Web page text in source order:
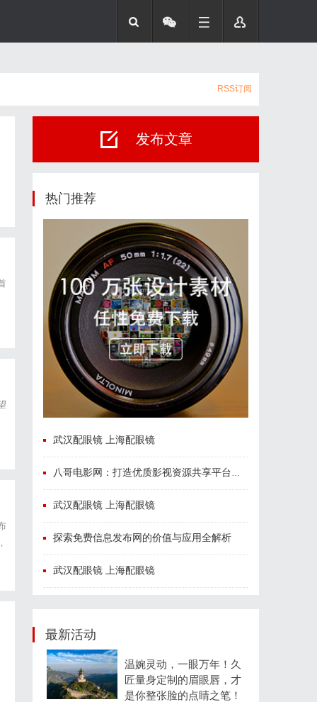
RSS订阅
发布文章
热门推荐
武汉配眼镜 上海配眼镜
八哥电影网：打造优质影视资源共享平台的创新之路
武汉配眼镜 上海配眼镜
探索免费信息发布网的价值与应用全解析
武汉配眼镜 上海配眼镜
最新活动
温婉灵动，一眼万年！久
匠量身定制的眉眼唇，才
是你整张脸的点睛之笔！